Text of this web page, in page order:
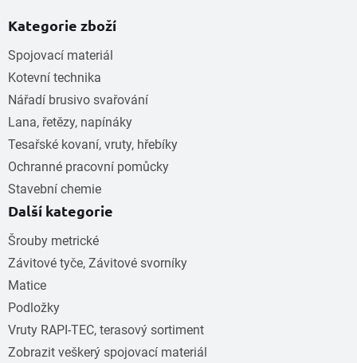
Kategorie zboží
Spojovací materiál
Kotevní technika
Nářadí brusivo svařování
Lana, řetězy, napínáky
Tesařské kovaní, vruty, hřebíky
Ochranné pracovní pomůcky
Stavební chemie
Další kategorie
Šrouby metrické
Závitové tyče, Závitové svorníky
Matice
Podložky
Vruty RAPI-TEC, terasový sortiment
Zobrazit veškerý spojovací materiál